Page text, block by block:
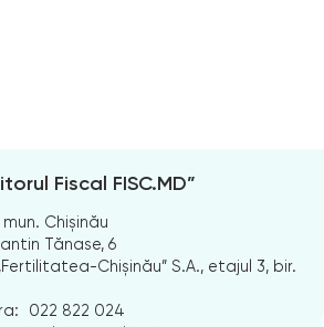
Fiscal FISC.MD”
Chișinău
Tănase, 6
Chișinău” S.A., etajul 3, bir.
022 822 024